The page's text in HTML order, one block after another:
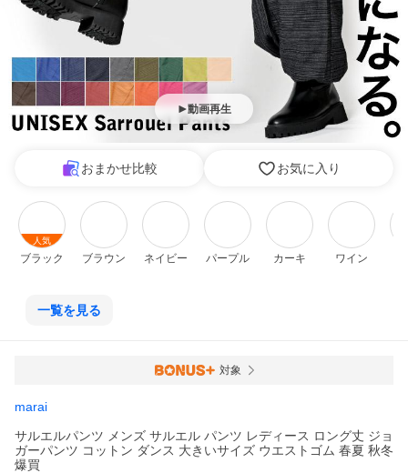
動画再生
おまかせ比較 お気に入り
人気
ブラック ブラウン ネイビー パープル カーキ ワイン
一覧を見る
対象
marai
サルエルパンツ メンズ サルエル パンツ レディース ロング丈 ジョ
ガーパンツ コットン ダンス 大きいサイズ ウエストゴム 春夏 秋冬
爆買